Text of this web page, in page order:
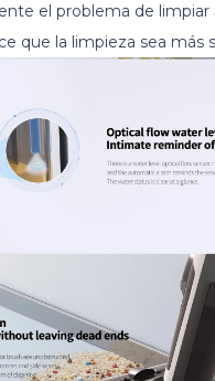
el problema de limpiar
que la limpieza sea más